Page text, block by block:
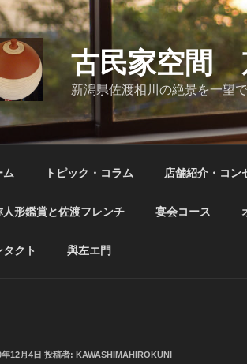
古民家空間
新潟県佐渡相川の絶景を一望
ム トピック・コラム 店舗紹介・コン
人形鑑賞と佐渡フレンチ 宴会コース
タクト 與左エ門
12月4日 投稿者: KAWASHIMAHIROKUNI